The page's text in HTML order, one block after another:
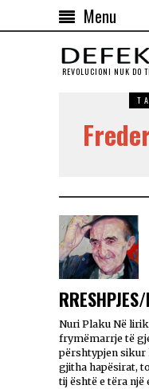
Menu
REVOLUCIONI NUK DO
Nuri Plaku Në
frymëmarrje të
përshtypjen sikur
gjitha hapësirat,
tij është e tëra